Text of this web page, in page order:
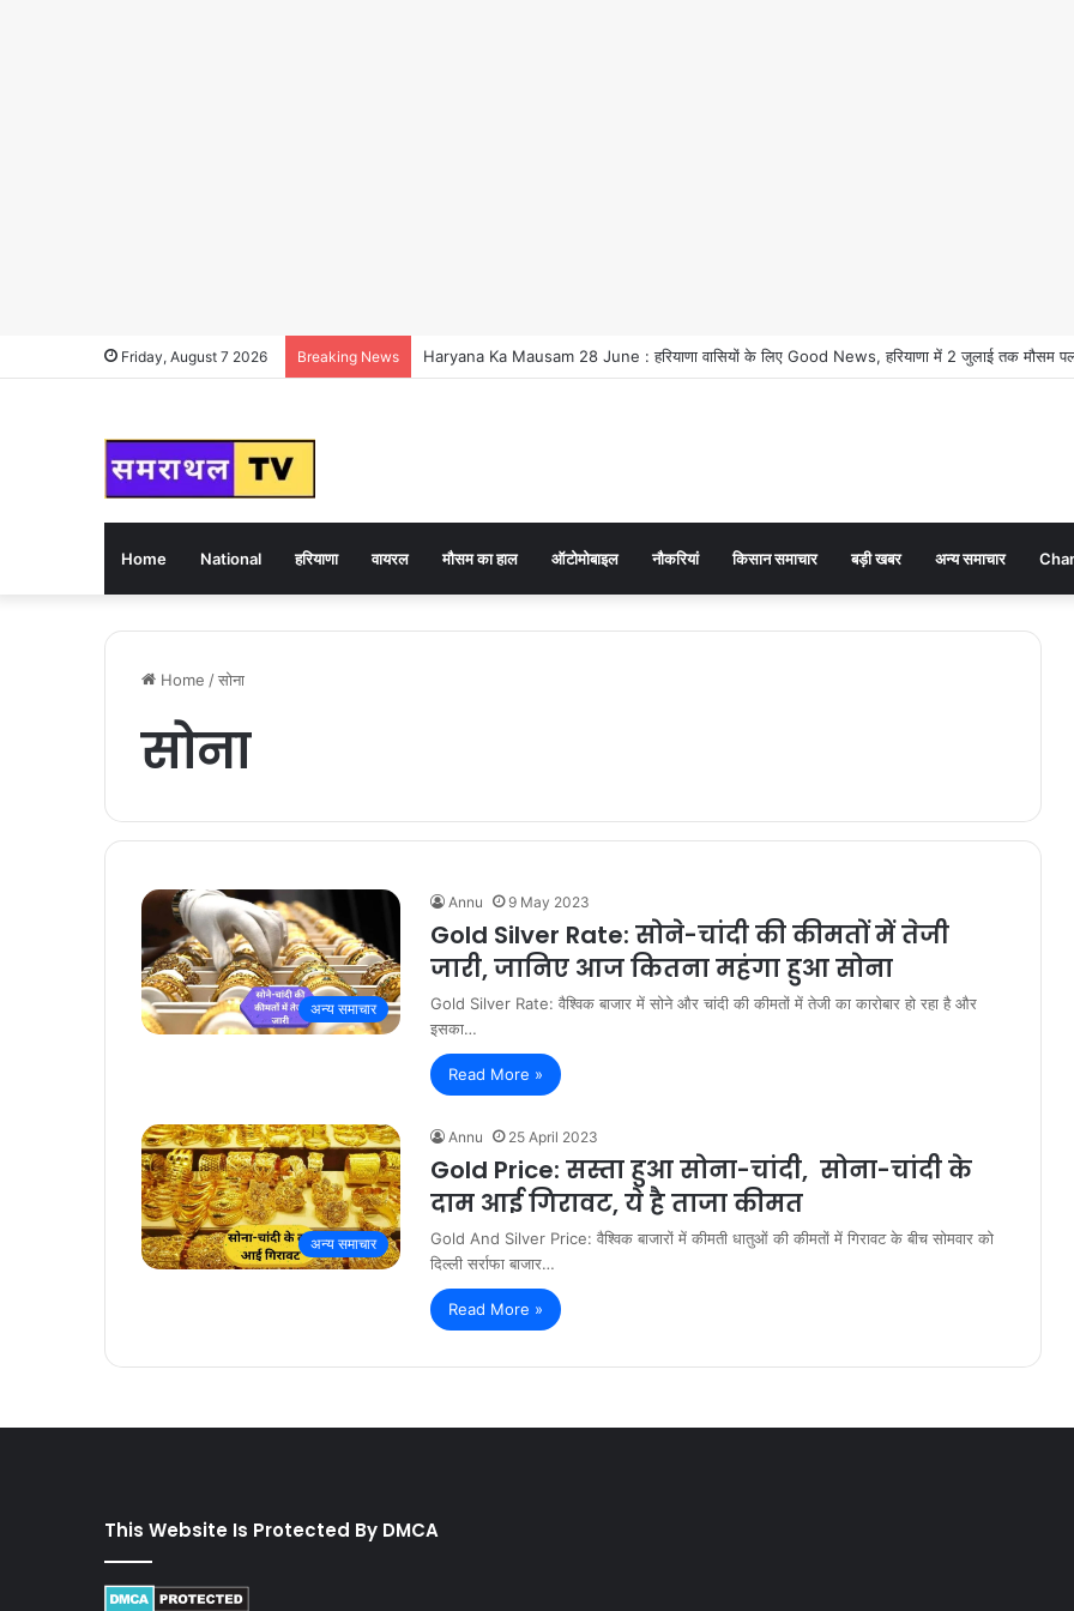
Friday, August 7 2026 Breaking News Haryana Ka Mausam 28 June : हरियाणा वासियों के लिए Good News, हरियाणा में 2 जुलाई तक मौसम
Home National हरियाणा वायरल मौसम का हाल ऑटोमोबाइल नौकरियां किसान समाचार बड़ी खबर अन्य समाचार
Home /सोना
सोना
अन्य समाचार
Annu 9 May 2023
Gold Silver Rate: सोने-चांदी की कीमतों में तेजी
जारी, जानिए आज कितना महंगा हुआ सोना
Gold Silver Rate: वैश्विक बाजार में सोने और चांदी की कीमतों में तेजी का कारोबार हो रहा है और
इसका…
Read More »
अन्य समाचार
Annu 25 April 2023
Gold Price: सस्ता हुआ सोना-चांदी, सोना-चांदी के
दाम आई गिरावट, ये है ताजा कीमत
Gold And Silver Price: वैश्विक बाजारों में कीमती धातुओं की कीमतों में गिरावट के बीच सोमवार को
दिल्ली सर्राफा बाजार…
Read More »
This Website Is Protected By DMCA